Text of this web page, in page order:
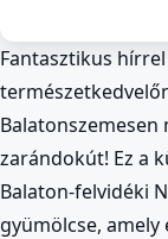
Új Pálos
BalatonLife
Fantasztikus
Balatonszemesen
zarándokút! Ez a
Balaton-felvidéki
gyümölcse,